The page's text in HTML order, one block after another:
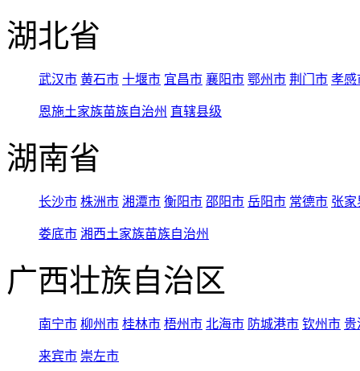
湖北省
武汉市 黄石市 十堰市 宜昌市 襄阳市 鄂州市 荆门市 孝感
恩施土家族苗族自治州 直辖县级
湖南省
长沙市 株洲市 湘潭市 衡阳市 邵阳市 岳阳市 常德市 张家
娄底市 湘西土家族苗族自治州
广西壮族自治区
南宁市 柳州市 桂林市 梧州市 北海市 防城港市 钦州市 贵
来宾市 崇左市